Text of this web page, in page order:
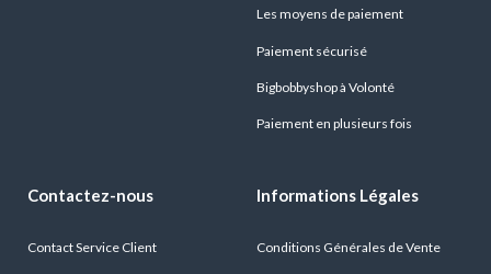
Les moyens de paiement
Paiement sécurisé
Bigbobbyshop à Volonté
Paiement en plusieurs fois
Contactez-nous
Contact Service Client
Informations Légales
Conditions Générales de Vente